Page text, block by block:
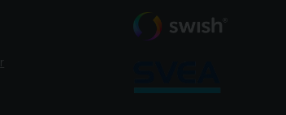
Upplyst: Ja
r